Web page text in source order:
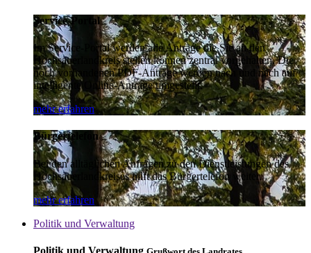
Service-Portal
Im Service-Portal werden alle Anträge die Sie an den
Hochsauerlandkreis stellen können zentral vorgehalten. Die
noch vorhandenen PDF-Anträge werden nach und nach auf
intelligente Online-Anträge umgestellt.
mehr erfahren
Bürgertelefon
Bei den alltäglichen Anfragen zu den Dienstleistungen des
Hochsauerlandkreises hilft das Bürgertelefon weiter.
mehr erfahren
Politik und Verwaltung
Politik und Verwaltung